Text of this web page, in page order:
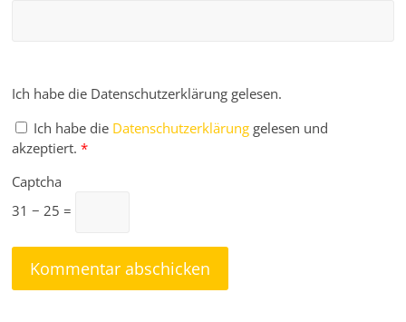
Ich habe die Datenschutzerklärung gelesen.
Ich habe die Datenschutzerklärung gelesen und
akzeptiert. *
Captcha
31 − 25 =